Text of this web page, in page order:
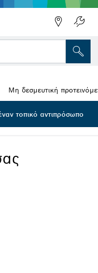
Μη δεσμευτική
τοπικό αντιπρόσωπο